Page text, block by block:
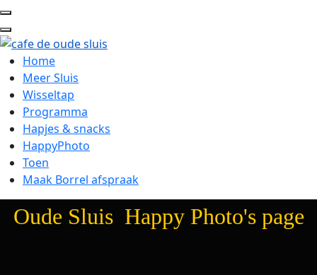
Home
Meer Sluis
Wisseltap
Programma
Hapjes & snacks
HappyPhoto
Toen
Maak Borrel afspraak
Oude Sluis Happy Photo's page